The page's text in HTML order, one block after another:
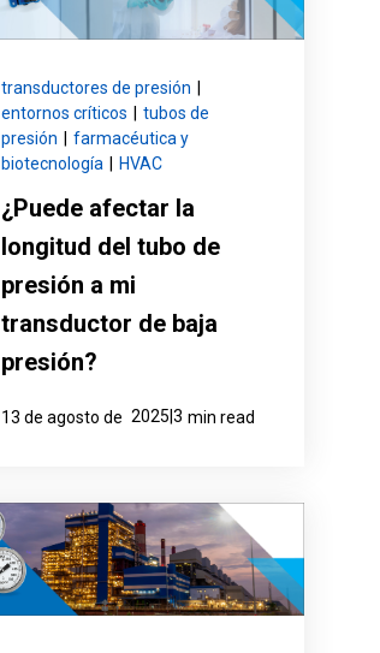
transductores de presión
entornos críticos
tubos de
presión
farmacéutica y
biotecnología
HVAC
¿Puede afectar la
longitud del tubo de
presión a mi
transductor de baja
presión?
13 de agosto de 2025|3 min read